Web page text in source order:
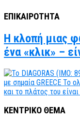
ΕΠΙΚΑΙΡΟΤΗΤΑ
Η κλοπή μιας
ένα «κλικ» –
ΚΕΝΤΡΙΚΟ ΘΕΜΑ